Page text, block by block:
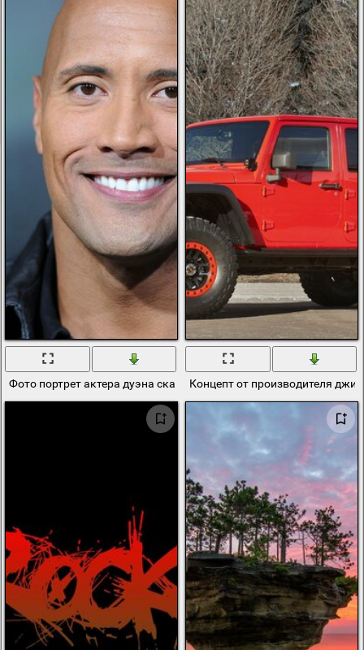
Фото портрет актера дуэна скалы джонсонаКонцепт от производителя